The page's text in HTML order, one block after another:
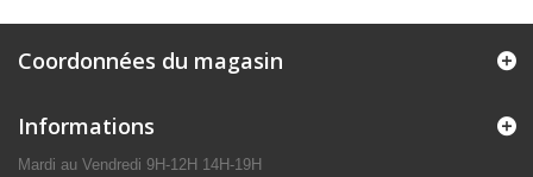
Coordonnées du magasin
Informations
Mardi au Vendredi 9H-12H 14H-19H